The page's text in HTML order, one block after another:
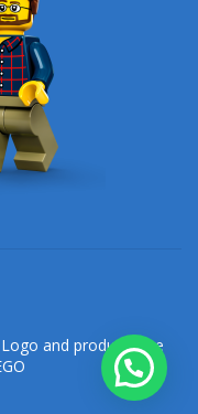
and products are